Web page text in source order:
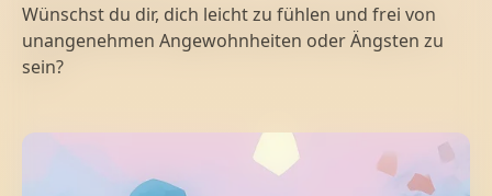
Wünschst du dir, dich leicht zu fühlen und frei von
unangenehmen Angewohnheiten oder Ängsten zu
sein?